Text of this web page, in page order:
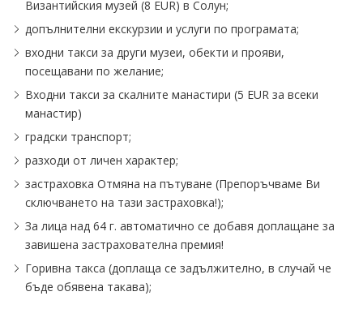
Византийския музей (8 EUR) в Солун;
допълнителни екскурзии и услуги по програмата;
входни такси за други музеи, обекти и прояви,
посещавани по желание;
Входни такси за скалните манастири (5 EUR за всеки
манастир)
градски транспорт;
разходи от личен характер;
застраховка Отмяна на пътуване (Препоръчваме Ви
сключването на тази застраховка!);
За лица над 64 г. автоматично се добавя доплащане за
завишена застрахователна премия!
Горивна такса (доплаща се задължително, в случай че
бъде обявена такава);